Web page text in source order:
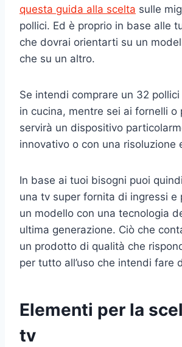
questa guida alla scelta sulle
pollici. Ed è proprio in base alle
che dovrai orientarti su un
che su un altro.
Se intendi comprare un 32
in cucina, mentre sei ai fornelli o
servirà un dispositivo
innovativo o con una risoluzione
In base ai tuoi bisogni puoi
una tv super fornita di ingressi e
un modello con una tecnologia
ultima generazione. Ciò che
un prodotto di qualità che
per tutto all’uso che intendi fare
Elementi per la
tv